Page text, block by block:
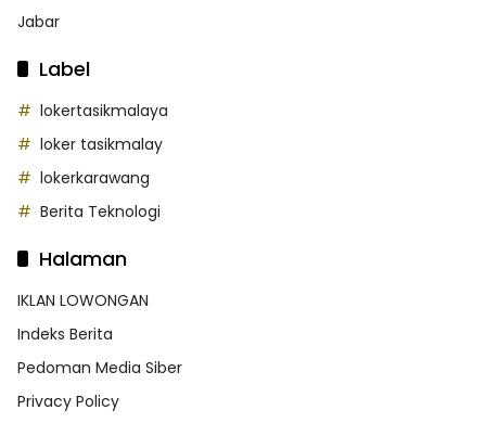
Jabar
Label
lokertasikmalaya
loker tasikmalay
lokerkarawang
Berita Teknologi
Halaman
IKLAN LOWONGAN
Indeks Berita
Pedoman Media Siber
Privacy Policy